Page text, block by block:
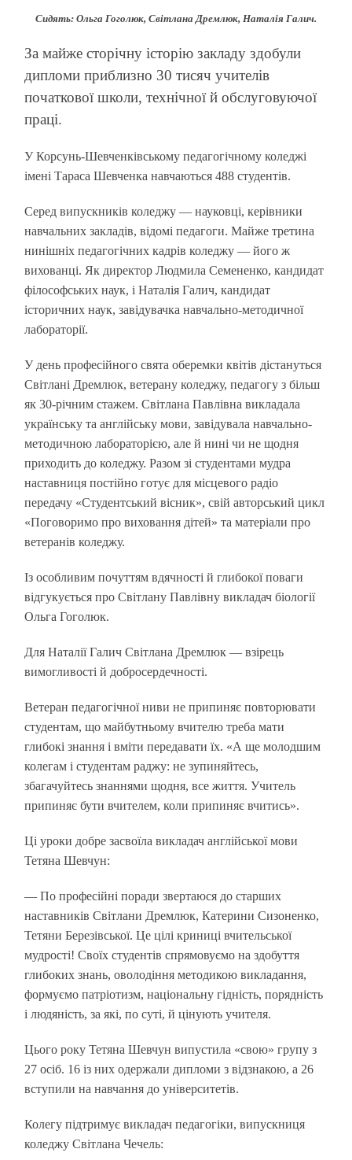
Сидять: Ольга Гоголюк, Світлана Дремлюк, Наталія Галич.
За майже сторічну історію закладу здобули
дипломи приблизно 30 тисяч учителів
початкової школи, технічної й обслуговуючої
праці.
У Корсунь-Шевченківському педагогічному коледжі
імені Тараса Шевченка навчаються 488 студентів.
Серед випускників коледжу — науковці, керівники
навчальних закладів, відомі педагоги. Майже третина
нинішніх педагогічних кадрів коледжу — його ж
вихованці. Як директор Людмила Семененко, кандидат
філософських наук, і Наталія Галич, кандидат
історичних наук, завідувачка навчально-методичної
лабораторії.
У день професійного свята оберемки квітів дістануться
Світлані Дремлюк, ветерану коледжу, педагогу з більш
як 30-річним стажем. Світлана Павлівна викладала
українську та англійську мови, завідувала навчально-
методичною лабораторією, але й нині чи не щодня
приходить до коледжу. Разом зі студентами мудра
наставниця постійно готує для місцевого радіо
передачу «Студентський вісник», свій авторський цикл
«Поговоримо про виховання дітей» та матеріали про
ветеранів коледжу.
Із особливим почуттям вдячності й глибокої поваги
відгукується про Світлану Павлівну викладач біології
Ольга Гоголюк.
Для Наталії Галич Світлана Дремлюк — взірець
вимогливості й добросердечності.
Ветеран педагогічної ниви не припиняє повторювати
студентам, що майбутньому вчителю треба мати
глибокі знання і вміти передавати їх. «А ще молодшим
колегам і студентам раджу: не зупиняйтесь,
збагачуйтесь знаннями щодня, все життя. Учитель
припиняє бути вчителем, коли припиняє вчитись».
Ці уроки добре засвоїла викладач англійської мови
Тетяна Шевчун:
— По професійні поради звертаюся до старших
наставників Світлани Дремлюк, Катерини Сизоненко,
Тетяни Березівської. Це цілі криниці вчительської
мудрості! Своїх студентів спрямовуємо на здобуття
глибоких знань, оволодіння методикою викладання,
формуємо патріотизм, національну гідність, порядність
і людяність, за які, по суті, й цінують учителя.
Цього року Тетяна Шевчун випустила «свою» групу з
27 осіб. 16 із них одержали дипломи з відзнакою, а 26
вступили на навчання до університетів.
Колегу підтримує викладач педагогіки, випускниця
коледжу Світлана Чечель: